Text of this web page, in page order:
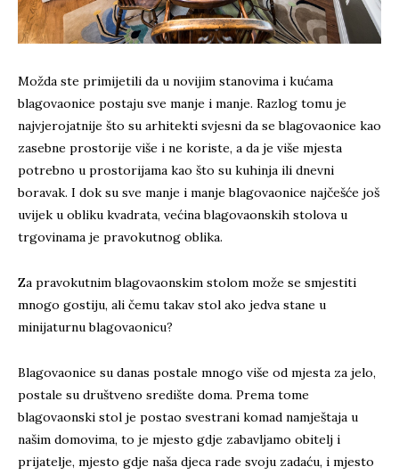
Možda ste primijetili da u novijim stanovima i kućama
blagovaonice postaju sve manje i manje. Razlog tomu je
najvjerojatnije što su arhitekti svjesni da se blagovaonice kao
zasebne prostorije više i ne koriste, a da je više mjesta
potrebno u prostorijama kao što su kuhinja ili dnevni
boravak. I dok su sve manje i manje blagovaonice najčešće još
uvijek u obliku kvadrata, većina blagovaonskih stolova u
trgovinama je pravokutnog oblika.
Za pravokutnim blagovaonskim stolom može se smjestiti
mnogo gostiju, ali čemu takav stol ako jedva stane u
minijaturnu blagovaonicu?
Blagovaonice su danas postale mnogo više od mjesta za jelo,
postale su društveno središte doma. Prema tome
blagovaonski stol je postao svestrani komad namještaja u
našim domovima, to je mjesto gdje zabavljamo obitelj i
prijatelje, mjesto gdje naša djeca rade svoju zadaću, i mjesto